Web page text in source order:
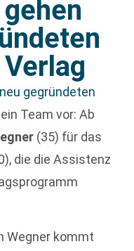
gegründeten
Team vor: Ab
(35) für das
die die Assistenz
Wegner kommt